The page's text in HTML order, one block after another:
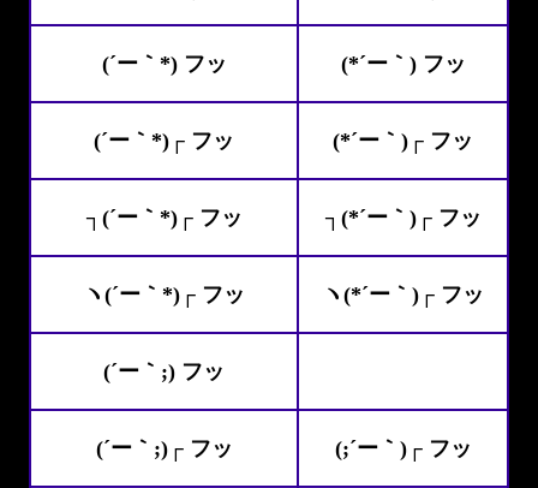
(´ー｀*) フッ (*´ー｀) フッ
(´ー｀*)┌ フッ (*´ー｀)┌ フッ
┐(´ー｀*)┌ フッ ┐(*´ー｀)┌ フッ
ヽ(´ー｀*)┌ フッ ヽ(*´ー｀)┌ フッ
(´ー｀;) フッ
(´ー｀;)┌ フッ (;´ー｀)┌ フッ